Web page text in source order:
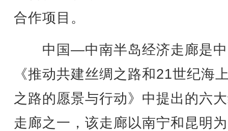
合作项目。
中国—中南半岛经济走廊是
《推动共建丝绸之路和21世纪海
之路的愿景与行动》中提出的六
走廊之一，该走廊以南宁和昆明